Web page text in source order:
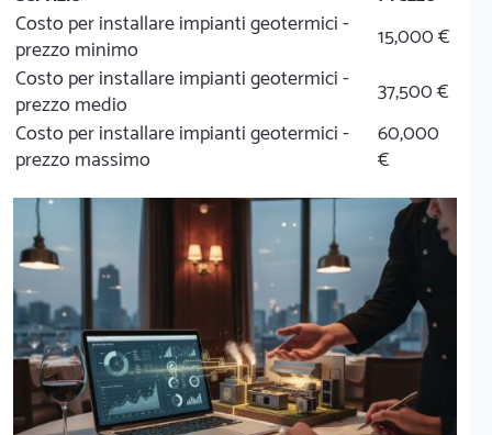
Costo per installare impianti geotermici -
prezzo minimo
15,000 €
Costo per installare impianti geotermici -
prezzo medio
37,500 €
Costo per installare impianti geotermici -
prezzo massimo
60,000
€